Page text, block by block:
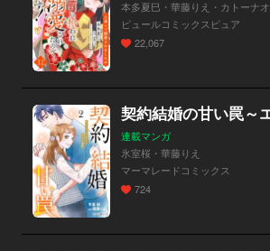
本多夏巳・華藤りえ・カトーナオ
ピュールコミックスピュア
22,067
連載マンガ
氷室桜・華藤りえ
マーマレードコミックス
724